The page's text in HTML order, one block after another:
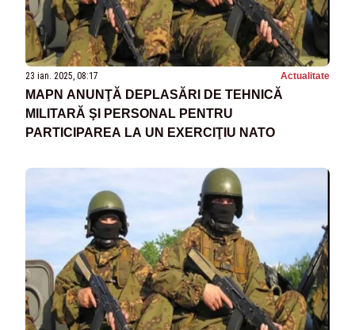
23 ian. 2025, 08:17 Actualitate
MAPN ANUNŢĂ DEPLASĂRI DE TEHNICĂ
MILITARĂ ŞI PERSONAL PENTRU
PARTICIPAREA LA UN EXERCIŢIU NATO